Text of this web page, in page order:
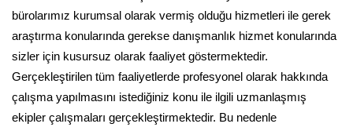
bürolarımız kurumsal olarak vermiş olduğu hizmetleri ile gerek
araştırma konularında gerekse danışmanlık hizmet konularında
sizler için kusursuz olarak faaliyet göstermektedir.
Gerçekleştirilen tüm faaliyetlerde profesyonel olarak hakkında
çalışma yapılmasını istediğiniz konu ile ilgili uzmanlaşmış
ekipler çalışmaları gerçekleştirmektedir. Bu nedenle